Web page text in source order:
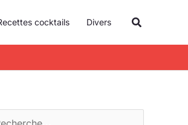
cocktails Divers